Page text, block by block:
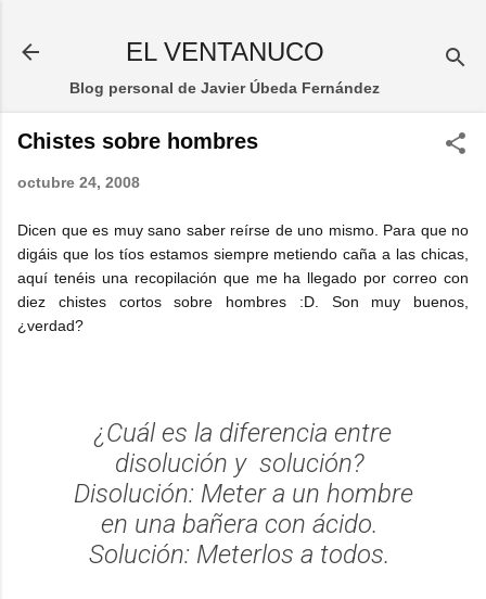
EL VENTANUCO
Blog personal de Javier Úbeda Fernández
Chistes sobre hombres
octubre 24, 2008
Dicen que es muy sano saber reírse de uno mismo. Para que no
digáis que los tíos estamos siempre metiendo caña a las chicas,
aquí tenéis una recopilación que me ha llegado por correo con
diez chistes cortos sobre hombres :D. Son muy buenos,
¿verdad?
¿Cuál es la diferencia entre
disolución y solución?
Disolución: Meter a un hombre
en una bañera con ácido.
Solución: Meterlos a todos.